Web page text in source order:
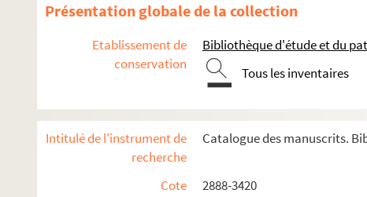
Présentation globale de la collection
Etablissement de
conservation
Bibliothèque d'étude et du
Tous les inventaires
Intitulé de l'instrument de
recherche
Catalogue des manuscrits.
Cote
2888-3420
Ms. 2899. José Cabanis. « Charles X, roi Ultra »
Ms. 2900. José Cabanis. « Saint-Simon l’admirable ».
Ms. 2901. José Cabanis. «Chateaubriand et le docteur
Ms. 2903. José Cabanis. « Ecrits politiques de Chateaubriand ».
1. Correspondance datée du 21/09/1977 au 22/02/1985,